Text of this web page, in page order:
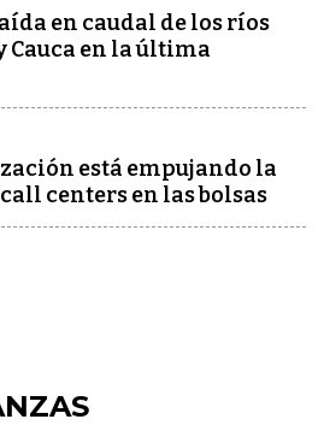
en caudal de los ríos
Cauca en la última
está empujando la
centers en las bolsas